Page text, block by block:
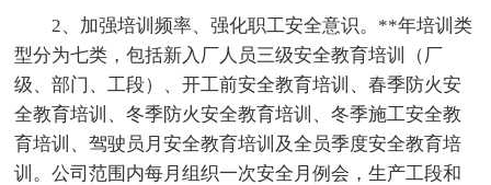
2、加强培训频率、强化职工安全意识。**年培训类
型分为七类，包括新入厂人员三级安全教育培训（厂
级、部门、工段）、开工前安全教育培训、春季防火安
全教育培训、冬季防火安全教育培训、冬季施工安全教
育培训、驾驶员月安全教育培训及全员季度安全教育培
训。公司范围内每月组织一次安全月例会，生产工段和